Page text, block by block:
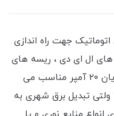
۲۴ ولت ۲۰ آمپر فن اتوماتیک جهت راه اندازی
ای دی ۲۴ ولت تابلو های ال ای دی ، ریسه های
ال ای دی ، چراغ های خطی تا شدت جریان ۲۰ آمپر مناسب می
باشد، وظیفه کلیه سوئیچینگ های ۲۴ ولتی تبدیل برق شهری به